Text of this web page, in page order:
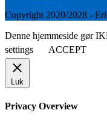
Copyright 2020/2028 -
Denne hjemmeside gør
settings
ACCEPT
Luk
Privacy Overview